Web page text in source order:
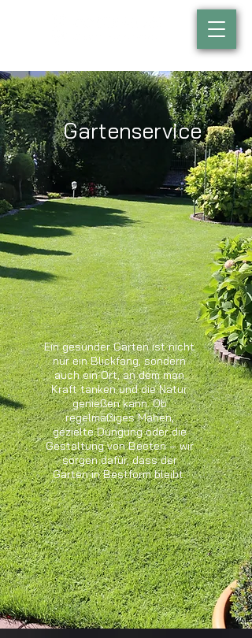
Gartenservice
Ein gesunder Garten ist nicht
nur ein Blickfang, sondern
auch ein Ort, an dem man
Kraft tanken und die Natur
genießen kann. Ob
regelmäßiges Mähen,
gezielte Düngung oder die
Gestaltung von Beeten – wir
sorgen dafür, dass der
Garten in Bestform bleibt.